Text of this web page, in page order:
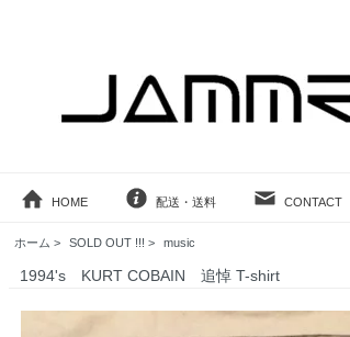
HOME 配送・送料 CONTACT
ホーム > SOLD OUT !!! > music
1994's KURT COBAIN 追悼 T-shirt